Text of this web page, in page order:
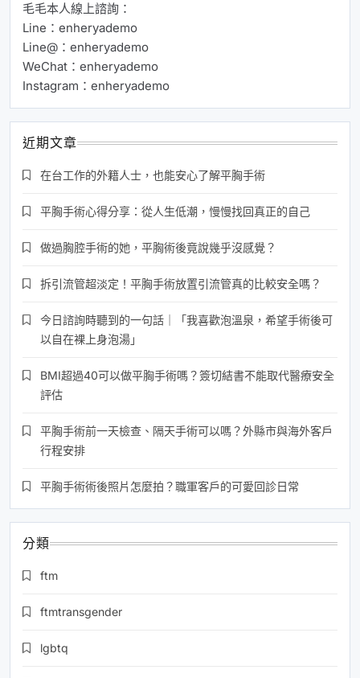
毛毛本人線上諮詢：
Line：enheryademo
Line@：enheryademo
WeChat：enheryademo
Instagram：enheryademo
近期文章
在台工作的外籍人士，也能安心了解平胸手術
平胸手術心得分享：從人生低潮，慢慢找回真正的自己
做過胸腔手術的她，平胸術後竟說幾乎沒感覺？
拆引流管超淡定！平胸手術放置引流管真的比較安全嗎？
今日諮詢時聽到的一句話｜「我喜歡泡溫泉，希望手術後可
以自在裸上身泡湯」
BMI超過40可以做平胸手術嗎？簽切結書不能取代醫療安全
評估
平胸手術前一天檢查、隔天手術可以嗎？外縣市與海外客戶
行程安排
平胸手術術後照片怎麼拍？職軍客戶的可愛回診日常
分類
ftm
ftmtransgender
lgbtq